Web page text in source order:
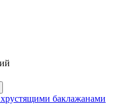
баклажанами